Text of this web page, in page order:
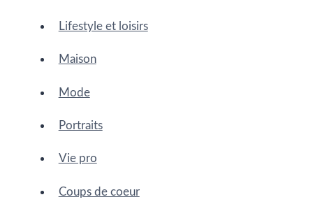
Lifestyle et loisirs
Maison
Mode
Portraits
Vie pro
Coups de coeur